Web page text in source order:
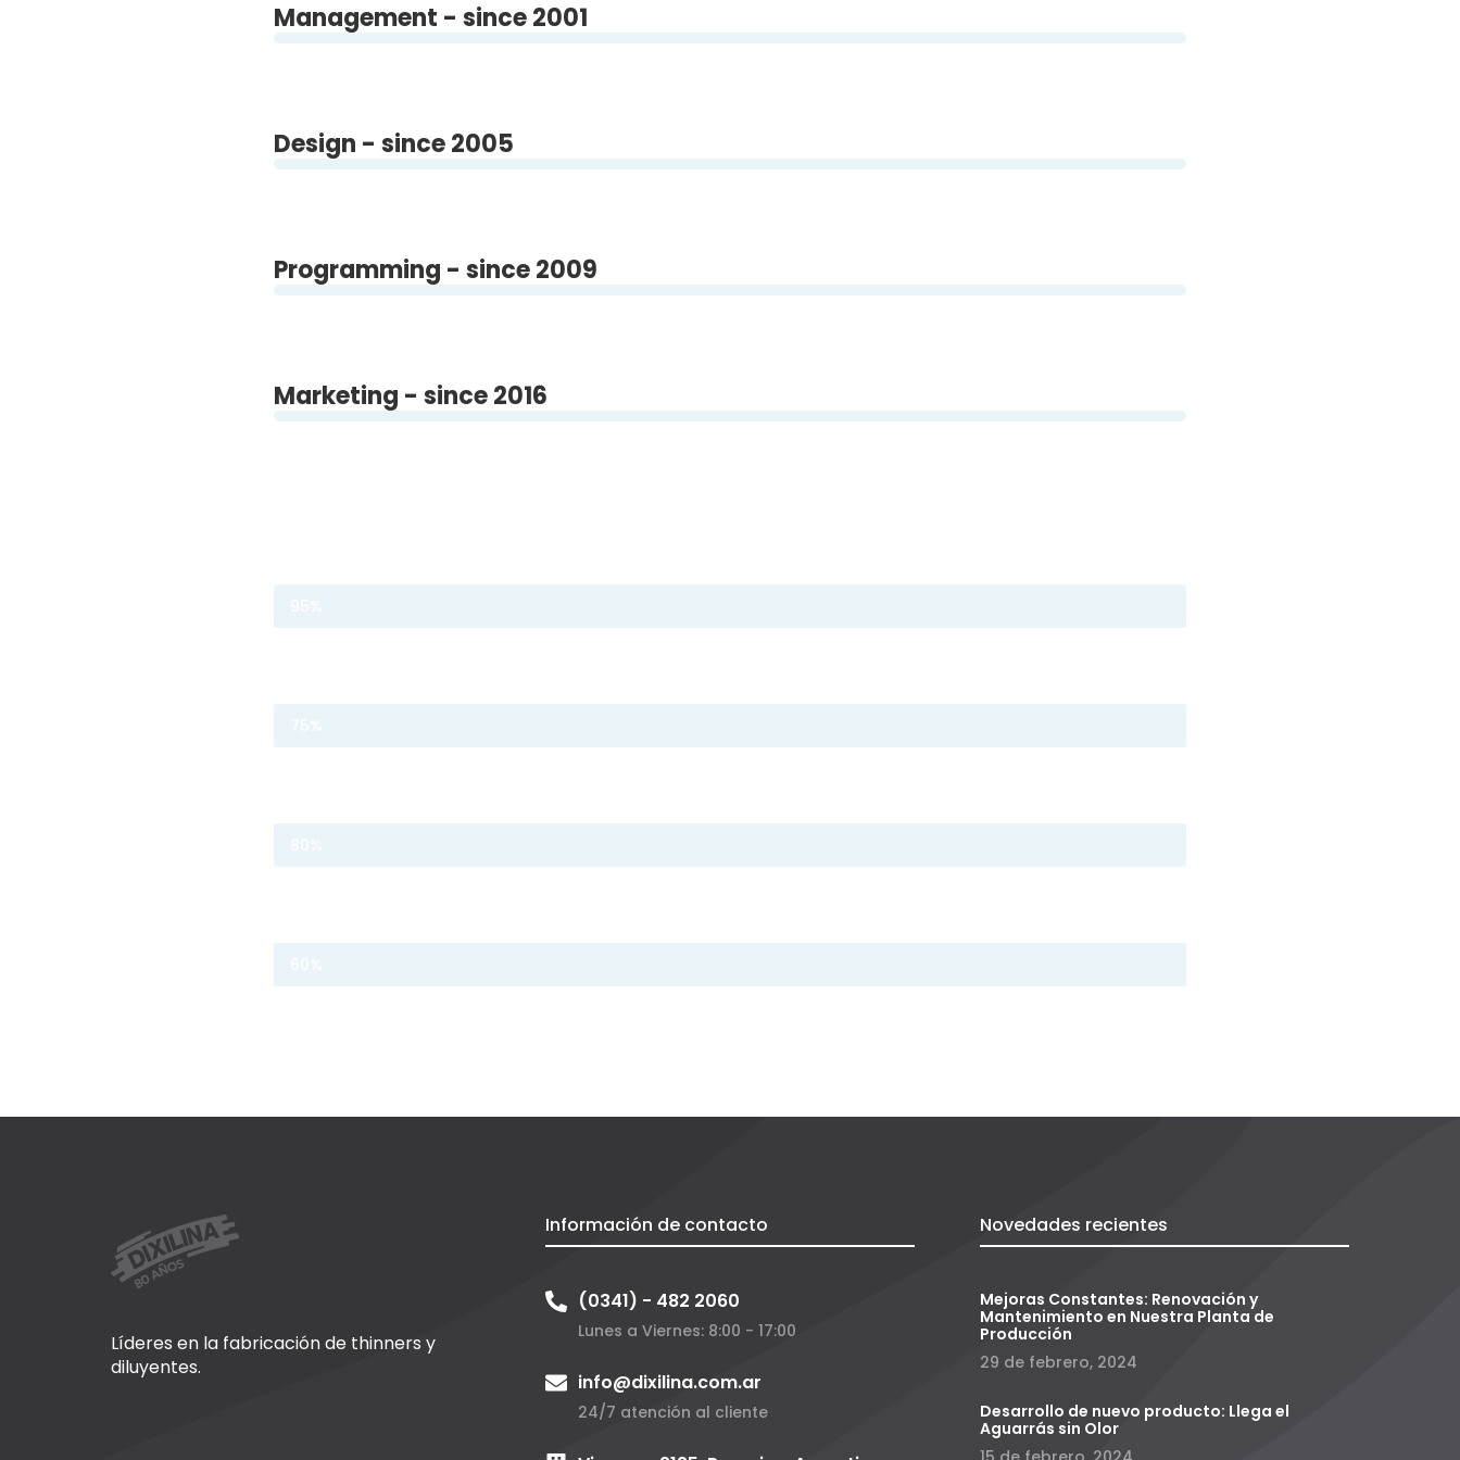
Management - since 2001
Design - since 2005
Programming - since 2009
Marketing - since 2016
Líderes en la fabricación de thinners y
diluyentes.
Información de contacto
(0341) - 482 2060
Lunes a Viernes: 8:00 - 17:00
info@dixilina.com.ar
24/7 atención al cliente
Novedades recientes
Mejoras Constantes: Renovación y
Mantenimiento en Nuestra Planta de
Producción
29 de febrero, 2024
Desarrollo de nuevo producto: Llega el
Aguarrás sin Olor